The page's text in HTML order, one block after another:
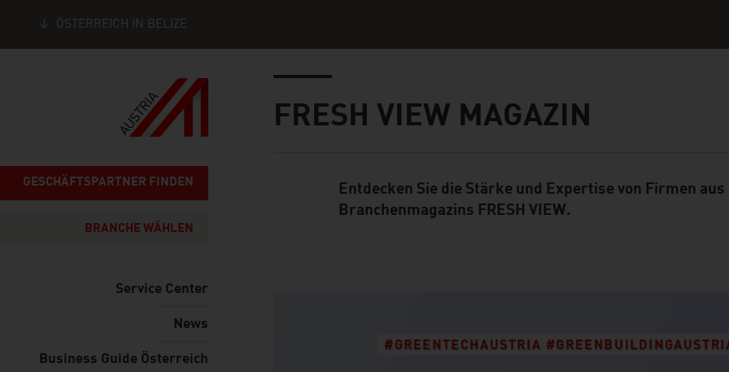
ÖSTERREICH IN BELIZE
GESCHÄFTSPARTNER FINDEN
BRANCHE WÄHLEN
Service Center
News
Business Guide Österreich
FRESH VIEW MAGAZIN
Standard Content Module
Entdecken Sie die Stärke und Expertise von Firmen
Branchenmagazins FRESH VIEW.
#GREENTECHAUSTRIA